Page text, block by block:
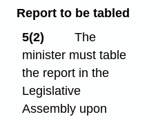
Report to be tabled
5(2)
The
minister must table
the report in the
Legislative
Assembly upon